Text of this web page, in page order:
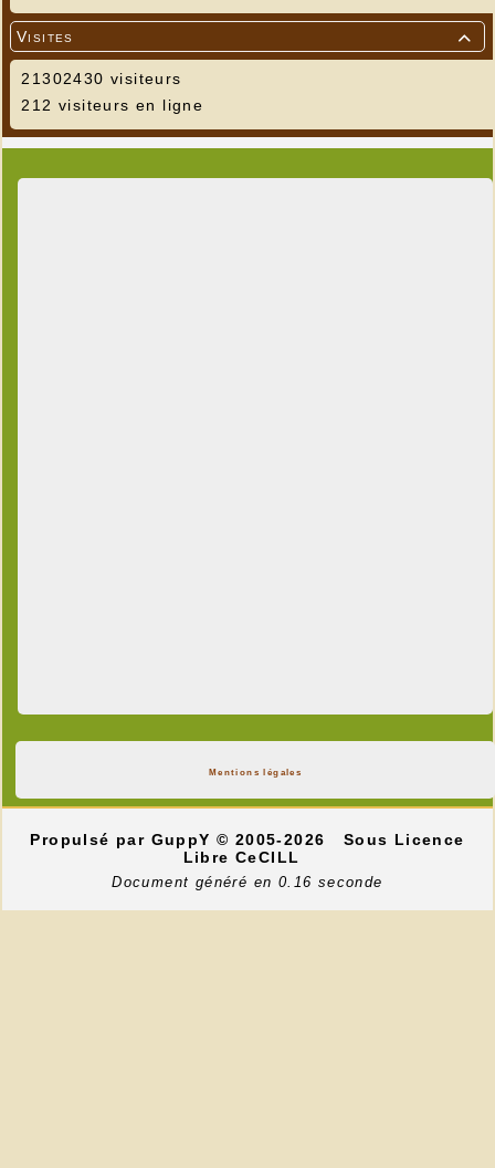

Visites
21302430 visiteurs
212 visiteurs en ligne
Mentions légales
Propulsé par GuppY© 2005-2026
Sous Licence
Libre CeCILL
Document généré en 0.16 seconde